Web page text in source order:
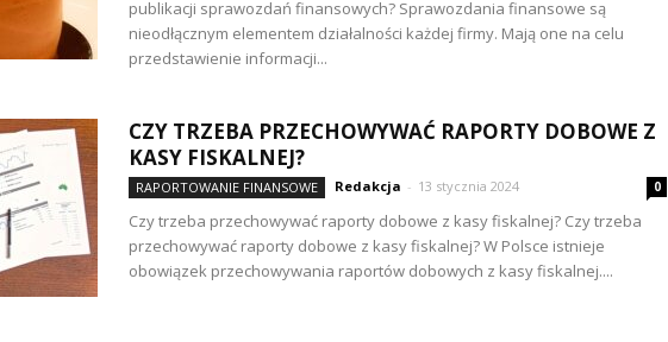
publikacji sprawozdań finansowych? Sprawozdania finansowe są
nieodłącznym elementem działalności każdej firmy. Mają one na celu
przedstawienie informacji...
CZY TRZEBA PRZECHOWYWAĆ RAPORTY DOBOWE Z
KASY FISKALNEJ?
RAPORTOWANIE FINANSOWE Redakcja - 13 stycznia 2024 0
Czy trzeba przechowywać raporty dobowe z kasy fiskalnej? Czy trzeba
przechowywać raporty dobowe z kasy fiskalnej? W Polsce istnieje
obowiązek przechowywania raportów dobowych z kasy fiskalnej....